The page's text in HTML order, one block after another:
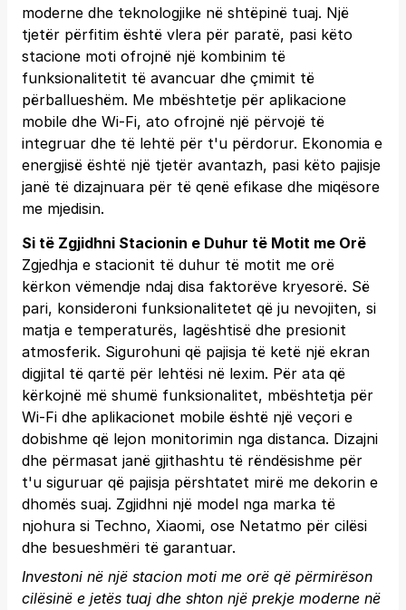
moderne dhe teknologjike në shtëpinë tuaj. Një
tjetër përfitim është vlera për paratë, pasi këto
stacione moti ofrojnë një kombinim të
funksionalitetit të avancuar dhe çmimit të
përballueshëm. Me mbështetje për aplikacione
mobile dhe Wi-Fi, ato ofrojnë një përvojë të
integruar dhe të lehtë për t'u përdorur. Ekonomia e
energjisë është një tjetër avantazh, pasi këto pajisje
janë të dizajnuara për të qenë efikase dhe miqësore
me mjedisin.
Si të Zgjidhni Stacionin e Duhur të Motit me Orë
Zgjedhja e stacionit të duhur të motit me orë
kërkon vëmendje ndaj disa faktorëve kryesorë. Së
pari, konsideroni funksionalitetet që ju nevojiten, si
matja e temperaturës, lagështisë dhe presionit
atmosferik. Sigurohuni që pajisja të ketë një ekran
digjital të qartë për lehtësi në lexim. Për ata që
kërkojnë më shumë funksionalitet, mbështetja për
Wi-Fi dhe aplikacionet mobile është një veçori e
dobishme që lejon monitorimin nga distanca. Dizajni
dhe përmasat janë gjithashtu të rëndësishme për
t'u siguruar që pajisja përshtatet mirë me dekorin e
dhomës suaj. Zgjidhni një model nga marka të
njohura si Techno, Xiaomi, ose Netatmo për cilësi
dhe besueshmëri të garantuar.
Investoni në një stacion moti me orë që përmirëson
cilësinë e jetës tuaj dhe shton një prekje moderne në